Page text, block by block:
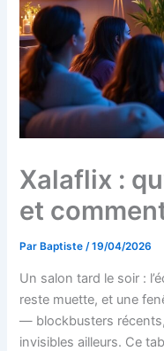
Xalaflix :
et
Par Baptiste/19/04/2026
Un salon tard le soir :
reste muette, et une
— blockbusters
invisibles ailleurs. Ce